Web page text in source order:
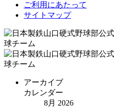
ご利用にあたって
サイトマップ
アーカイブ
カレンダー
8月 2026